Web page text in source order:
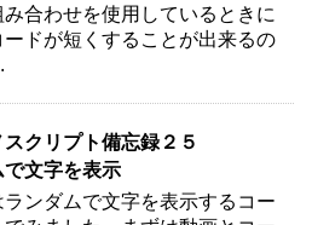
み合わせを使用しているときに
ードが短くすることが出来るの
クリプト備忘録２５
で文字を表示
ンダムで文字を表示するコー